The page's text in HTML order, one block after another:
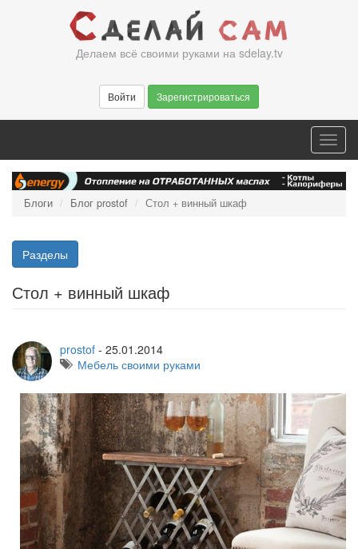
Делаем всё своими руками на sdelay.tv
Войти Зарегистрироваться
Блоги Блог prostof Стол + винный шкаф
Разделы
Стол + винный шкаф
prostof - 25.01.2014
Мебель своими руками